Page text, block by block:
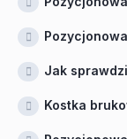
Jak
Kostka